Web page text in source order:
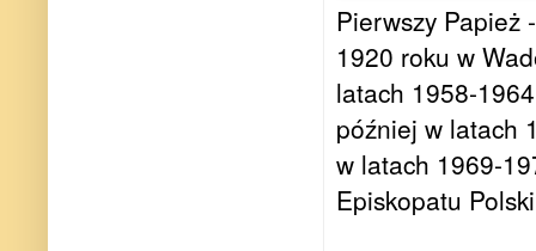
Pierwszy Papież
1920 roku w
latach 1958-
później w latach
w latach 1969-
Episkopatu